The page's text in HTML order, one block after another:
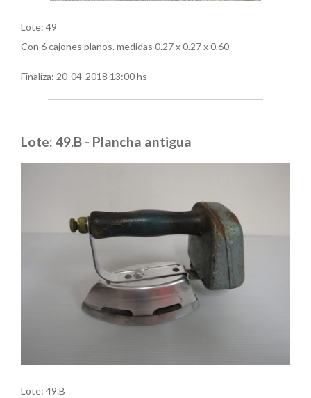
Lote: 49
Con 6 cajones planos. medidas 0.27 x 0.27 x 0.60
Finaliza: 20-04-2018 13:00 hs
Lote: 49.B - Plancha antigua
Lote: 49.B